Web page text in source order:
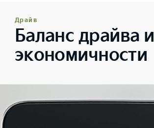
Драйв
Баланс драйва и
экономичности